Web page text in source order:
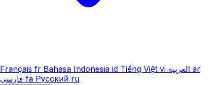
Français fr Bahasa Indonesia id Tiếng Việt vi العربية ar
فارسی fa Русский ru